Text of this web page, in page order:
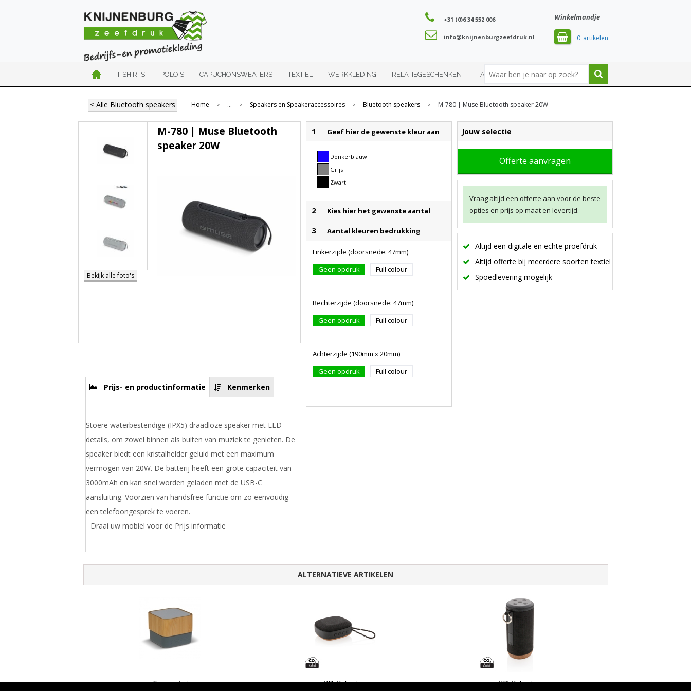
Winkelmandje
0
+31 (0)6 34 552 006
info@knijnenburgzeefdruk.nl
T-SHIRTS POLO'S CAPUCHONSWEATERS TEXTIEL WERKKLEDING RELATIEGESCHENKEN TASSEN SPORT
< Alle Bluetooth speakers Home > ... > Speakers en Speakeraccessoires > Bluetooth speakers > M-780 | Muse Bluetooth speaker 20W
1 Geef hier de gewenste kleur aan
Donkerblauw
Grijs
Zwart
2 Kies hier het gewenste aantal
3 Aantal kleuren bedrukking
Linkerzijde (doorsnede: 47mm)
Geen opdruk
Full colour
Rechterzijde (doorsnede: 47mm)
Geen opdruk
Full colour
Achterzijde (190mm x 20mm)
Geen opdruk
Full colour
Jouw selectie
Offerte aanvragen
Vraag altijd een offerte aan voor de beste
opties en prijs op maat en levertijd.
Altijd een digitale en echte proefdruk
Altijd offerte bij meerdere soorten textiel
Spoedlevering mogelijk
Bekijk alle foto's
M-780 | Muse Bluetooth
speaker 20W
Prijs- en productinformatie Kenmerken
Stoere waterbestendige (IPX5) draadloze speaker met LED
details, om zowel binnen als buiten van muziek te genieten. De
speaker biedt een kristalhelder geluid met een maximum
vermogen van 20W. De batterij heeft een grote capaciteit van
3000mAh en kan snel worden geladen met de USB-C
aansluiting. Voorzien van handsfree functie om zo eenvoudig
een telefoongesprek te voeren.
Draai uw mobiel voor de Prijs informatie
ALTERNATIEVE ARTIKELEN
Toppoint XD Xclusive XD Xclusive